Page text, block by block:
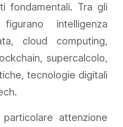
fondamentali. Tra gli
intelligenza
cloud computing,
supercalcolo,
tecnologie digitali
attenzione